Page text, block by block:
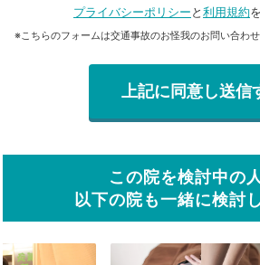
プライバシーポリシーと利用規約
※こちらのフォームは交通事故のお怪我のお問い合わ
この院を検討中の人
以下の院も一緒に検討